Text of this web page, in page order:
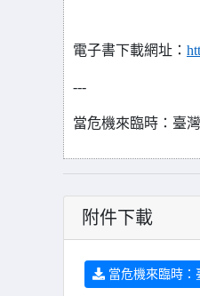
電子書下載網址：
---
當危機來臨時：臺
附件下載
當危機來臨時